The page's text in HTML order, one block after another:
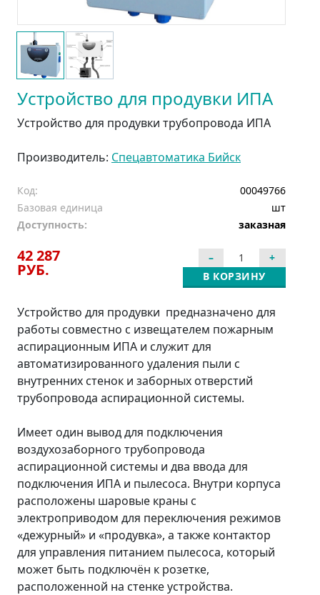
Устройство для продувки ИПА
Устройство для продувки трубопровода ИПА
Производитель: Спецавтоматика Бийск
Код:
00049766
Базовая единица
шт
Доступность:
заказная
42 287
РУБ. В КОРЗИНУ
Устройство для продувки предназначено для
работы совместно с извещателем пожарным
аспирационным ИПА и служит для
автоматизированного удаления пыли с
внутренних стенок и заборных отверстий
трубопровода аспирационной системы.
Имеет один вывод для подключения
воздухозаборного трубопровода
аспирационной системы и два ввода для
подключения ИПА и пылесоса. Внутри корпуса
расположены шаровые краны с
электроприводом для переключения режимов
«дежурный» и «продувка», а также контактор
для управления питанием пылесоса, который
может быть подключён к розетке,
расположенной на стенке устройства.